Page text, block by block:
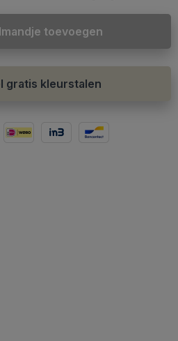
toevoegen
gratis kleurstalen